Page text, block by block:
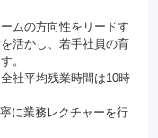
ムの方向性をリードす
活かし、若手社員の育
。
社平均残業時間は10時
に業務レクチャーを行